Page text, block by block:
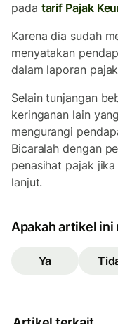
pada tarif Pajak
Karena dia sudah
menyatakan
dalam laporan
Selain tunjangan
keringanan lain
mengurangi
Bicaralah dengan
penasihat pajak
lanjut.
Apakah artikel ini
Ya